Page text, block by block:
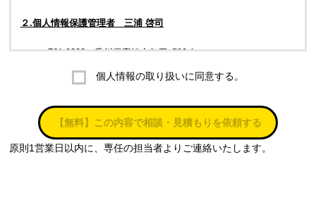
２.個人情報保護管理者 三浦 啓司
〒761-0323 香川県高松市亀田町90-1
株式会社ラブ・ラボ
電話：087-847-2000
電子メール：info@rub-lab.com
個人情報の取り扱いに同意する。
【無料】この内容で相談・見積もりを依頼する
原則1営業日以内に、専任の担当者よりご連絡いたします。